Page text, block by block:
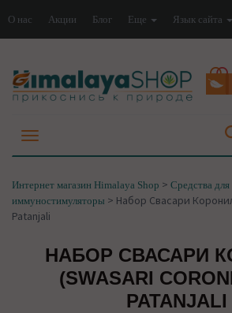
О нас Акции Блог Еще Язык сайта
Интернет магазин Himalaya Shop > Средства для
иммуностимуляторы > Набор Свасари
Patanjali
НАБОР СВАСАРИ
(SWASARI
PATANJALI